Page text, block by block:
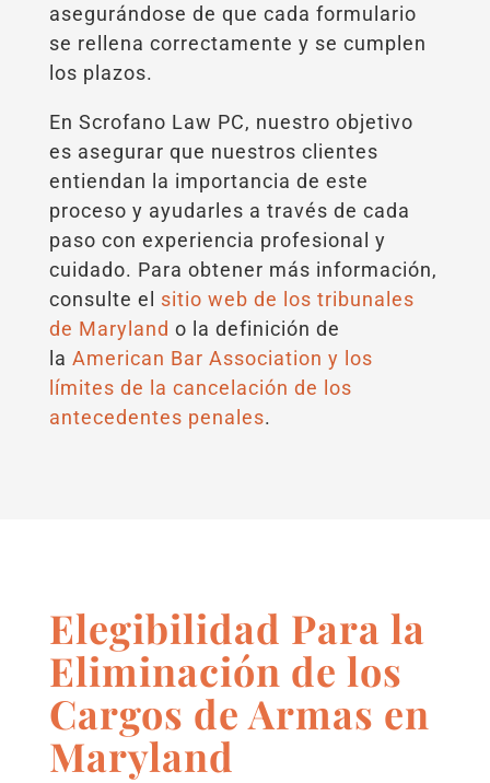
asegurándose de que cada formulario
se rellena correctamente y se cumplen
los plazos.
En Scrofano Law PC, nuestro objetivo
es asegurar que nuestros clientes
entiendan la importancia de este
proceso y ayudarles a través de cada
paso con experiencia profesional y
cuidado. Para obtener más información,
consulte el sitio web de los tribunales
de Maryland o la definición de
la American Bar Association y los
límites de la cancelación de los
antecedentes penales.
Elegibilidad Para la
Eliminación de los
Cargos de Armas en
Maryland